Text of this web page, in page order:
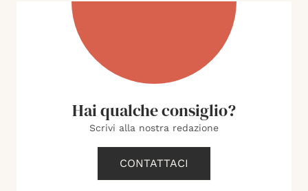
Hai qualche consiglio?
Scrivi alla nostra redazione
CONTATTACI